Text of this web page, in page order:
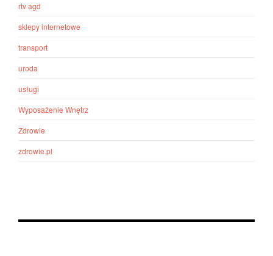
rtv agd
sklepy internetowe
transport
uroda
usługi
Wyposażenie Wnętrz
Zdrowie
zdrowie.pl